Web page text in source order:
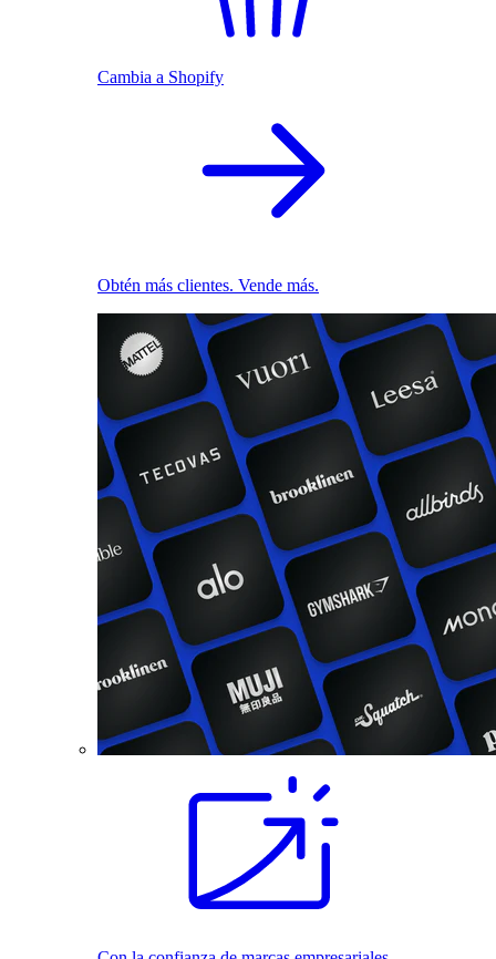
Cambia a Shopify
Obtén más clientes. Vende más.